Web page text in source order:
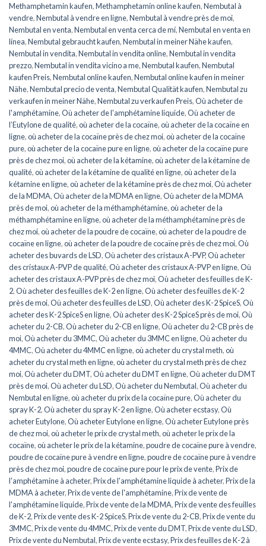
Methamphetamin kaufen,Methamphetamin online kaufen,Nembutal à
vendre,Nembutal à vendre en ligne,Nembutal à vendre près de moi,
Nembutal en venta,Nembutal en venta cerca de mí,Nembutal en venta en
línea,Nembutal gebraucht kaufen,Nembutal in meiner Nähe kaufen,
Nembutal in vendita,Nembutal in vendita online,Nembutal in vendita
prezzo,Nembutal in vendita vicino a me,Nembutal kaufen,Nembutal
kaufen Preis,Nembutal online kaufen,Nembutal online kaufen in meiner
Nähe,Nembutal precio de venta,Nembutal Qualität kaufen,Nembutal zu
verkaufen in meiner Nähe,Nembutal zu verkaufen Preis,Où acheter de
l'amphétamine,Où acheter de l'amphétamine liquide,Où acheter de
l’Eutylone de qualité,où acheter de la cocaïne,où acheter de la cocaïne en
ligne,où acheter de la cocaïne près de chez moi,où acheter de la cocaïne
pure,où acheter de la cocaïne pure en ligne,où acheter de la cocaïne pure
près de chez moi,où acheter de la kétamine,où acheter de la kétamine de
qualité,où acheter de la kétamine de qualité en ligne,où acheter de la
kétamine en ligne,où acheter de la kétamine près de chez moi,Où acheter
de la MDMA,Où acheter de la MDMA en ligne,Où acheter de la MDMA
près de moi,où acheter de la méthamphétamine,où acheter de la
méthamphétamine en ligne,où acheter de la méthamphétamine près de
chez moi,où acheter de la poudre de cocaïne,où acheter de la poudre de
cocaïne en ligne,où acheter de la poudre de cocaïne près de chez moi,Où
acheter des buvards de LSD,Où acheter des cristaux A-PVP,Où acheter
des cristaux A-PVP de qualité,Où acheter des cristaux A-PVP en ligne,Où
acheter des cristaux A-PVP près de chez moi,Où acheter des feuilles de K-
2,Où acheter des feuilles de K-2 en ligne,Où acheter des feuilles de K-2
près de moi,Où acheter des feuilles de LSD,Où acheter des K-2 SpiceS,Où
acheter des K-2 SpiceS en ligne,Où acheter des K-2 SpiceS près de moi,Où
acheter du 2-CB,Où acheter du 2-CB en ligne,Où acheter du 2-CB près de
moi,Où acheter du 3MMC,Où acheter du 3MMC en ligne,Où acheter du
4MMC,Où acheter du 4MMC en ligne,où acheter du crystal meth,où
acheter du crystal meth en ligne,où acheter du crystal meth près de chez
moi,Où acheter du DMT,Où acheter du DMT en ligne,Où acheter du DMT
près de moi,Où acheter du LSD,Où acheter du Nembutal,Où acheter du
Nembutal en ligne,où acheter du prix de la cocaïne pure,Où acheter du
spray K-2,Où acheter du spray K-2 en ligne,Où acheter ecstasy,Où
acheter Eutylone,Où acheter Eutylone en ligne,Où acheter Eutylone près
de chez moi,où acheter le prix de crystal meth,où acheter le prix de la
cocaïne,où acheter le prix de la kétamine,poudre de cocaïne pure à vendre,
poudre de cocaïne pure à vendre en ligne,poudre de cocaïne pure à vendre
près de chez moi,poudre de cocaïne pure pour le prix de vente,Prix de
l'amphétamine à acheter,Prix de l'amphétamine liquide à acheter,Prix de la
MDMA à acheter,Prix de vente de l'amphétamine,Prix de vente de
l'amphétamine liquide,Prix de vente de la MDMA,Prix de vente des feuilles
de K-2,Prix de vente des K-2 SpiceS,Prix de vente du 2-CB,Prix de vente du
3MMC,Prix de vente du 4MMC,Prix de vente du DMT,Prix de vente du LSD,
Prix de vente du Nembutal,Prix de vente ecstasy,Prix des feuilles de K-2 à